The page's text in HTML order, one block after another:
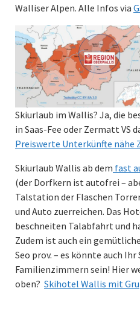
Walliser Alpen. Alle Infos via
Skiurlaub im Wallis? Ja, die
in Saas-Fee oder Zermatt VS
Preiswerte Unterkünfte nähe
Skiurlaub Wallis ab dem fast
(der Dorfkern ist autofrei –
Talstation der Flaschen
und Auto zuerreichen. Das
beschneiten Talabfahrt und
Zudem ist auch ein
Seo prov. – es könnte auch
Familienzimmern sein! Hier
oben? Skihotel Wallis mit